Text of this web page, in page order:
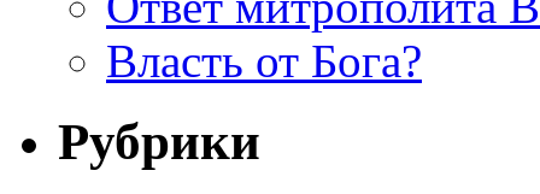
Власть от Бога?
Рубрики